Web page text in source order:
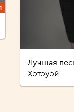
Лучшая
Хэтэуэй